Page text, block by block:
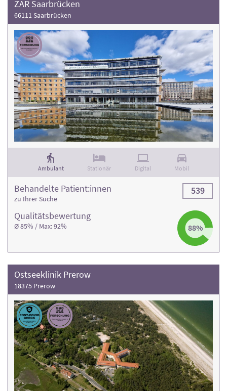
ZAR Saarbrücken
66111 Saarbrücken
Ambulant Stationär Digital Mobil
Qualitäts­bewertung
Ø 85% / Max: 92% 88%
Behandelte Patient:innen
zu Ihrer Suche
539
Ostseeklinik Prerow
18375 Prerow